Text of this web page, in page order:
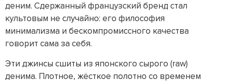
деним. Сдержанный французский бренд стал
культовым не случайно: его философия
минимализма и бескомпромиссного качества
говорит сама за себя.
Эти джинсы сшиты из японского сырого (raw)
денима. Плотное, жёсткое полотно со временем